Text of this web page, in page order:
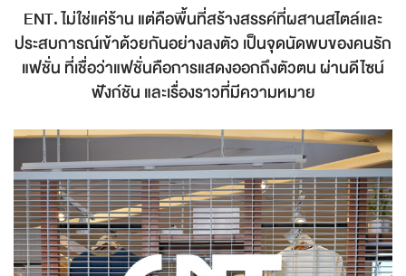
ENT. ไม่ใช่แค่ร้าน แต่คือพื้นที่สร้างสรรค์ที่ผสานสไตล์และ
ประสบการณ์เข้าด้วยกันอย่างลงตัว เป็นจุดนัดพบของคนรัก
แฟชั่น ที่เชื่อว่าแฟชั่นคือการแสดงออกถึงตัวตน ผ่านดีไซน์
ฟังก์ชัน และเรื่องราวที่มีความหมาย